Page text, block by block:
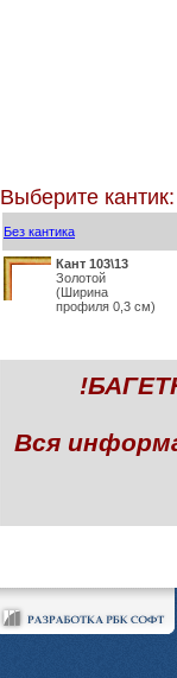
Выберите кантик:
Без кантика
Кант 103\13
Золотой
(Ширина
профиля 0,3 см)
Вся